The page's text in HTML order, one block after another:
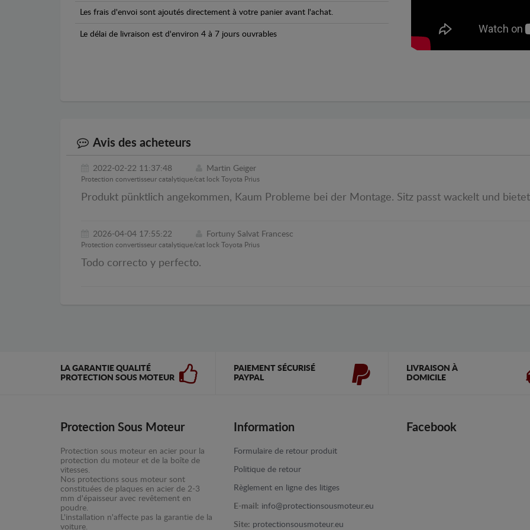
Les frais d'envoi sont ajoutés directement à votre panier avant l'achat.
Le délai de livraison est d'environ 4 à 7 jours ouvrables
Avis des acheteurs
2022-02-22 11:37:48 Martin Geiger
Protection convertisseur catalytique/cat lock Toyota Prius
Produkt pünktlich angekommen, Kaum Probleme bei der Montage. Sitz passt wackelt und
2026-04-04 17:55:22 Fortuny Salvat Francesc
Protection convertisseur catalytique/cat lock Toyota Prius
Todo correcto y perfecto.
LA GARANTIE QUALITÉ
PROTECTION SOUS MOTEUR
PAIEMENT SÉCURISÉ
PAYPAL
LIVRAISON À
DOMICILE
Protection Sous Moteur
Protection sous moteur en acier pour la
protection du moteur et de la boîte de
vitesses.
Nos protections sous moteur sont
constituées de plaques en acier de 2-3
mm d'épaisseur avec revêtement en
poudre.
L'installation n'affecte pas la garantie de la
voiture.
Information
Formulaire de retour produit
Politique de retour
Règlement en ligne des litiges
E-mail: info@protectionsousmoteur.eu
Site: protectionsousmoteur.eu
Facebook